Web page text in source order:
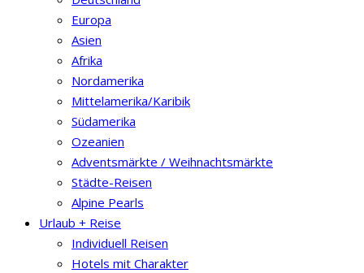
Europa
Asien
Afrika
Nordamerika
Mittelamerika/Karibik
Südamerika
Ozeanien
Adventsmärkte / Weihnachtsmärkte
Städte-Reisen
Alpine Pearls
Urlaub + Reise
Individuell Reisen
Hotels mit Charakter